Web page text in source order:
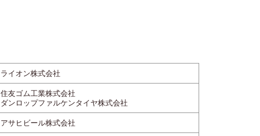
ライオン株式会社
住友ゴム工業株式会社
ダンロップファルケンタイヤ株式会社
アサヒビール株式会社